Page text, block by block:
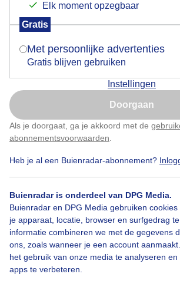
Elk moment opzegbaar
Gratis
Met persoonlijke advertenties
Gratis blijven gebruiken
Instellingen
Doorgaan
Als je doorgaat, ga je akkoord met de
abonnementsvoorwaarden
Heb je al een Buienradar-abonnement?
Buienradar is onderdeel van DPG Media.
Buienradar en DPG Media gebruiken
je apparaat, locatie, browser en surfgedrag
informatie combineren we met de gegevens
ons, zoals wanneer je een account
het gebruik van onze media te analyseren
apps te verbeteren.
Ideale werkomstandigheden.
Wegwerkzaamheden Zon Wolken
Bekijk slideshow
Is goed, toon de
Nu niet, misschien
Klik hierom dit aan te